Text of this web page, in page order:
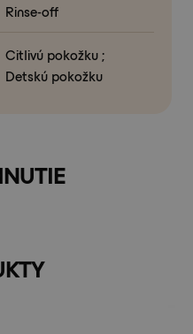
Rinse-off
Citlivú pokožku ;
Detskú pokožku